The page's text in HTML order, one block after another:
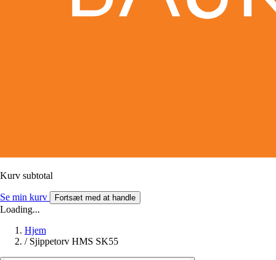
Kurv subtotal
Se min kurv Fortsæt med at handle
Loading...
Hjem
/ Sjippetorv HMS SK55